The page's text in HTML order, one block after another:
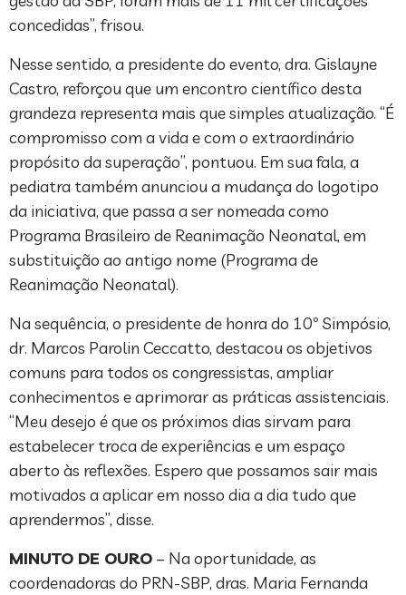
concedidas”, frisou.
Nesse sentido, a presidente do evento, dra. Gislayne
Castro, reforçou que um encontro científico desta
grandeza representa mais que simples atualização. “É
compromisso com a vida e com o extraordinário
propósito da superação”, pontuou. Em sua fala, a
pediatra também anunciou a mudança do logotipo
da iniciativa, que passa a ser nomeada como
Programa Brasileiro de Reanimação Neonatal, em
substituição ao antigo nome (Programa de
Reanimação Neonatal).
Na sequência, o presidente de honra do 10º Simpósio,
dr. Marcos Parolin Ceccatto, destacou os objetivos
comuns para todos os congressistas, ampliar
conhecimentos e aprimorar as práticas assistenciais.
“Meu desejo é que os próximos dias sirvam para
estabelecer troca de experiências e um espaço
aberto às reflexões. Espero que possamos sair mais
motivados a aplicar em nosso dia a dia tudo que
aprendermos”, disse.
MINUTO DE OURO – Na oportunidade, as
coordenadoras do PRN-SBP, dras. Maria Fernanda